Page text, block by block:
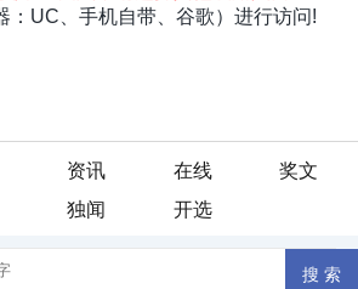
资讯 在线
奖文
独闻 开选